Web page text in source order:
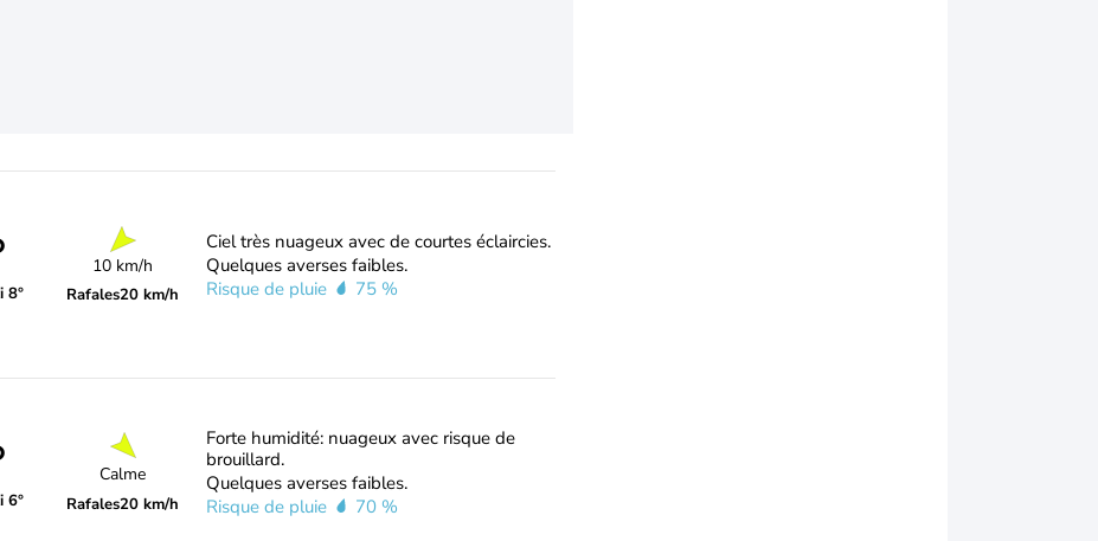
8°
10 km/h
Rafales20 km/h
Ciel très nuageux avec de courtes éclaircies.
Quelques averses faibles.
Risque de pluie
75 %
6°
Calme
Rafales20 km/h
Forte humidité: nuageux avec risque de
brouillard.
Quelques averses faibles.
Risque de pluie
70 %